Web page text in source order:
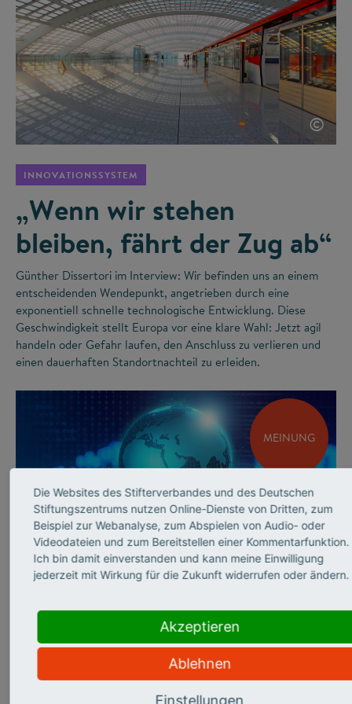
©
INNOVATIONSSYSTEM
„Wenn wir stehen
bleiben, fährt der Zug ab“
Günther Dissertori im Interview: Wir befinden uns an einem
entscheidenden Wendepunkt, angetrieben durch eine
exponentiell schnelle technologische Entwicklung. Diese
Geschwindigkeit stellt Europa vor eine klare Wahl: Jetzt agil
handeln oder Gefahr laufen, den Anschluss zu verlieren und
einen dauerhaften Standortnachteil zu erleiden.
MEINUNG
©
Andrea Frank über
sicherheits­relevante
Die Websites des Stifterverbandes und des Deutschen
Stiftungszentrums nutzen Online-Dienste von Dritten, zum
Beispiel zur Webanalyse, zum Abspielen von Audio- oder
Videodateien und zum Bereitstellen einer Kommentarfunktion.
Ich bin damit einverstanden und kann meine Einwilligung
jederzeit mit Wirkung für die Zukunft widerrufen oder ändern.
Akzeptieren
Ablehnen
Einstellungen